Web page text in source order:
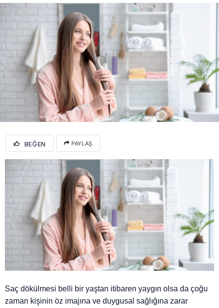
BEĞEN PAYLAŞ
Saç dökülmesi belli bir yaştan itibaren yaygın olsa da çoğu
zaman kişinin öz imajına ve duygusal sağlığına zarar